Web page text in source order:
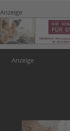
Anzeige
Anzeige